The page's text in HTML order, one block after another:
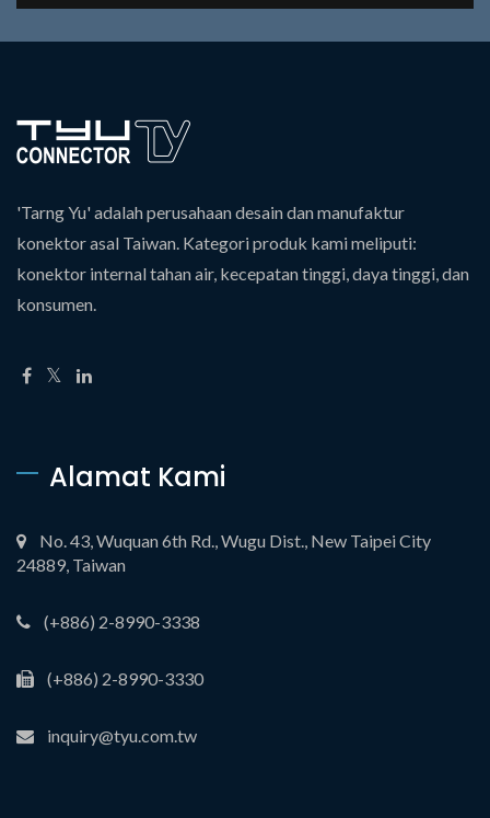
'Tarng Yu' adalah perusahaan desain dan manufaktur
konektor asal Taiwan. Kategori produk kami meliputi:
konektor internal tahan air, kecepatan tinggi, daya tinggi, dan
konsumen.
Alamat Kami
No. 43, Wuquan 6th Rd., Wugu Dist., New Taipei City
24889, Taiwan
(+886) 2-8990-3338
(+886) 2-8990-3330
inquiry@tyu.com.tw